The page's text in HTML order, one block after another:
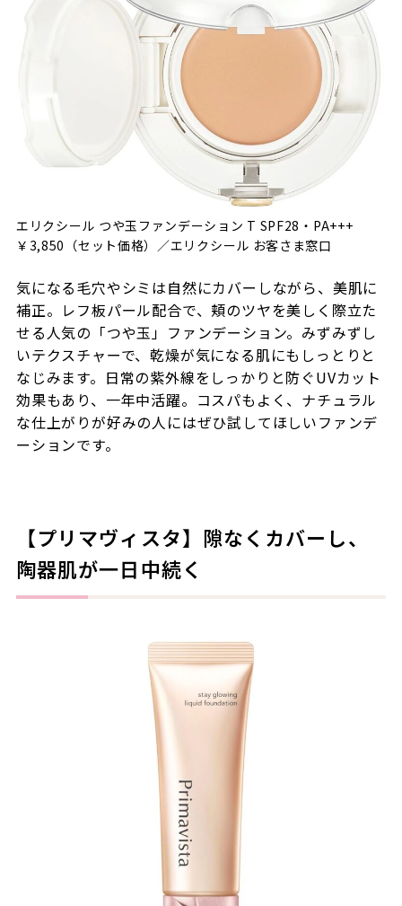
エリクシール つや玉ファンデーション T SPF28・PA+++
￥3,850（セット価格）／エリクシール お客さま窓口
気になる毛穴やシミは自然にカバーしながら、美肌に
補正。レフ板パール配合で、頬のツヤを美しく際立た
せる人気の「つや玉」ファンデーション。 みずみずし
いテクスチャーで、乾燥が気になる肌にもしっとりと
なじみます。日常の紫外線をしっかりと防ぐUVカット
効果もあり、一年中活躍。コスパもよく、ナチュラル
な仕上がりが好みの人にはぜひ試してほしいファンデ
ーションです。
【プリマヴィスタ】隙なくカバーし、
陶器肌が一日中続く